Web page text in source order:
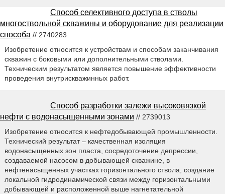
Способ селективного доступа в стволы
многоствольной скважины и оборудование для реализации
способа // 2740283
Изобретение относится к устройствам и способам заканчивания
скважин с боковыми или дополнительными стволами.
Техническим результатом является повышение эффективности
проведения внутрискважинных работ.
Способ разработки залежи высоковязкой
нефти с водонасыщенными зонами // 2739013
Изобретение относится к нефтедобывающей промышленности.
Технический результат – качественная изоляция
водонасыщенных зон пласта, сосредоточение депрессии,
создаваемой насосом в добывающей скважине, в
нефтенасыщенных участках горизонтального ствола, создание
локальной гидродинамической связи между горизонтальными
добывающей и расположенной выше нагнетательной